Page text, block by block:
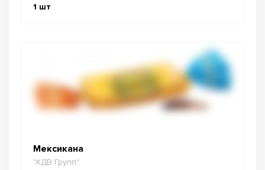
1 шт
Мексикана
"КДВ Групп"